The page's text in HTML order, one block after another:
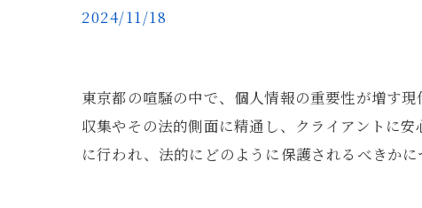
2024/11/18
東京都の喧騒の中で、個人情報の重要性が増す
収集やその法的側面に精通し、クライアントに
に行われ、法的にどのように保護されるべきかに